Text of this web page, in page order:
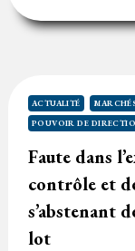
DE
PAR
DES
ACTUALITÉ
POUVOIR DE
Faute dans
contrôle et
s’abstenant
lot